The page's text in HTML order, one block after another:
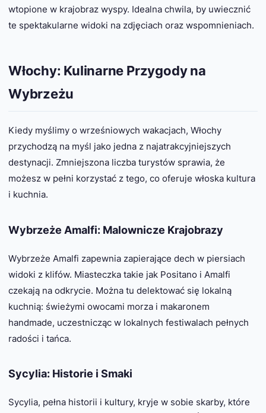
wtopione w krajobraz wyspy. Idealna chwila, by uwiecznić
te spektakularne widoki na zdjęciach oraz wspomnieniach.
Włochy: Kulinarne Przygody na
Wybrzeżu
Kiedy myślimy o wrześniowych wakacjach, Włochy
przychodzą na myśl jako jedna z najatrakcyjniejszych
destynacji. Zmniejszona liczba turystów sprawia, że
możesz w pełni korzystać z tego, co oferuje włoska kultura
i kuchnia.
Wybrzeże Amalfi: Malownicze Krajobrazy
Wybrzeże Amalfi zapewnia zapierające dech w piersiach
widoki z klifów. Miasteczka takie jak Positano i Amalfi
czekają na odkrycie. Można tu delektować się lokalną
kuchnią: świeżymi owocami morza i makaronem
handmade, uczestnicząc w lokalnych festiwalach pełnych
radości i tańca.
Sycylia: Historie i Smaki
Sycylia, pełna historii i kultury, kryje w sobie skarby, które